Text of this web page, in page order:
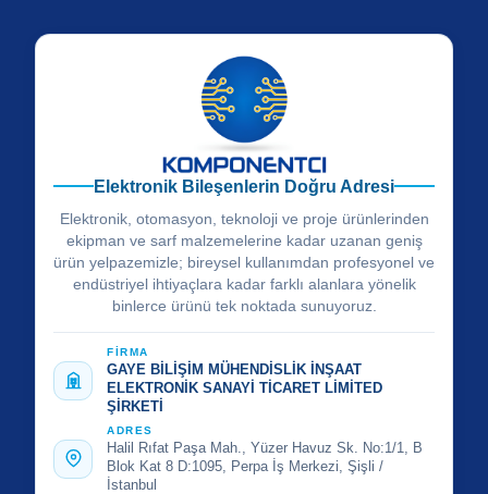
Elektronik Bileşenlerin Doğru Adresi
Elektronik, otomasyon, teknoloji ve proje ürünlerinden
ekipman ve sarf malzemelerine kadar uzanan geniş
ürün yelpazemizle; bireysel kullanımdan profesyonel ve
endüstriyel ihtiyaçlara kadar farklı alanlara yönelik
binlerce ürünü tek noktada sunuyoruz.
FİRMA
GAYE BİLİŞİM MÜHENDİSLİK İNŞAAT
ELEKTRONİK SANAYİ TİCARET LİMİTED
ŞİRKETİ
ADRES
Halil Rıfat Paşa Mah., Yüzer Havuz Sk. No:1/1, B
Blok Kat 8 D:1095, Perpa İş Merkezi, Şişli /
İstanbul